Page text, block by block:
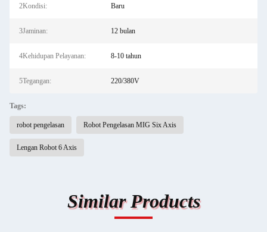
2Kondisi: Baru
3Jaminan: 12 bulan
4Kehidupan Pelayanan: 8-10 tahun
5Tegangan: 220/380V
Tags:
robot pengelasan Robot Pengelasan MIG Six Axis
Lengan Robot 6 Axis
Similar Products